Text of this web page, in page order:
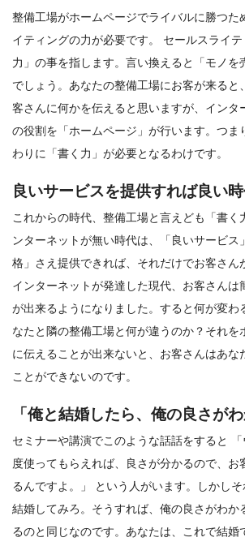
整備工場がホームページでライバルに勝つた
イティングの力が必要です。 セールスライテ
力」の事を指します。言い換えると「モノを
でしょう。あなたの整備工場にお客が来ると
客さんに何かを伝えると思いますが、インタ
の役割を「ホームページ」が行います。つま
わりに「書く力」が必要となるわけです。
良いサービスを提供すれば良い
これからの時代、整備工場と言えども「書く
ンターネットが無い時代は、「良いサービス
格」さえ提供できれば、それだけでお客さん
インターネットが発達した現代、お客さんは
が出来るようになりました。すると何が変わ
なたと隣の整備工場と何が違うのか？それを
に伝えることが出来ないと、お客さんはあな
ことができないのです。
「俺と結婚したら、俺の良さがわ
セミナーや講演でこのような話話をすると
度使ってもらえれば、良さが分かるので、お
るんですよ。」 という人がいます。しかし
結婚してみろ。そうすれば、俺の良さがわか
るのと同じなのです。あなたは、これで結婚